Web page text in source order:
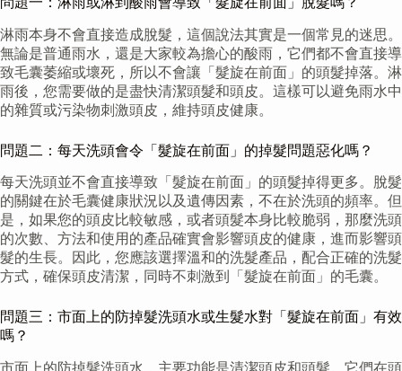
淋雨本身不會直接造成脫髮，這個說法其實是一個常見的迷思。
無論是普通雨水，還是大家較為擔心的酸雨，它們都不會直接導
致毛囊萎縮或壞死，所以不會讓「髮旋在前面」的頭髮掉落。淋
雨後，您需要做的是盡快清潔頭髮和頭皮。這樣可以避免雨水中
的雜質或污染物刺激頭皮，維持頭皮健康。
問題二：每天洗頭會令「髮旋在前面」的掉髮問題惡化嗎？
每天洗頭並不會直接導致「髮旋在前面」的頭髮掉得更多。脫髮
的關鍵在於毛囊健康狀況以及遺傳因素，不在於洗頭的頻率。但
是，如果您的頭皮比較敏感，或者頭髮本身比較脆弱，那麼洗頭
的次數、方法和使用的產品確實會影響頭皮的健康，進而影響頭
髮的生長。因此，您應該選擇溫和的洗髮產品，配合正確的洗髮
方式，確保頭皮清潔，同時不刺激到「髮旋在前面」的毛囊。
問題三：市面上的防掉髮洗頭水或生髮水對「髮旋在前面」有效
嗎？